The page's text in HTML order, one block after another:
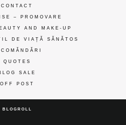
CONTACT
– PROMOVARE
AND MAKE-UP
DE VIAȚĂ SĂNĂTOS
QUOTES
SALE
OFF POST
BLOGROLL